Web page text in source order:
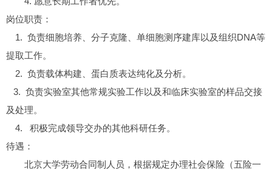
岗位职责：
1. 负责细胞培养、分子克隆、单细胞测序建库以及组织DNA等
提取工作。
2. 负责载体构建、蛋白质表达纯化及分析。
3. 负责实验室其他常规实验工作以及和临床实验室的样品交接
及处理。
4. 积极完成领导交办的其他科研任务。
待遇：
北京大学劳动合同制人员，根据规定办理社会保险（五险一